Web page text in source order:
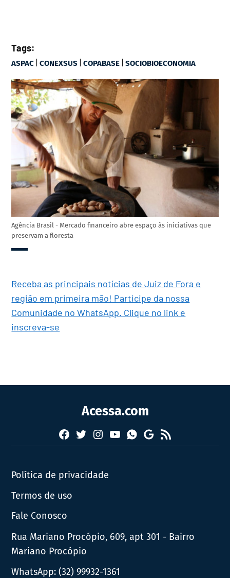
Tags:
ASPAC |CONEXSUS |COPABASE |SOCIOBIOECONOMIA
Agência Brasil - Mercado financeiro abre espaço às iniciativas que
preservam a floresta
Receba as principais notícias de Juiz de Fora e
região em primeira mão! Participe da nossa
Comunidade no WhatsApp. Clique no link e
inscreva-se
Acessa.com
Facebook
TwitterInstagram
YouTubeWhatsapp
Google
News
RSS
Política de privacidade
Termos de uso
Fale Conosco
Rua Mariano Procópio, 609, apt 301 - Bairro
Mariano Procópio
WhatsApp:(32) 99932-1361